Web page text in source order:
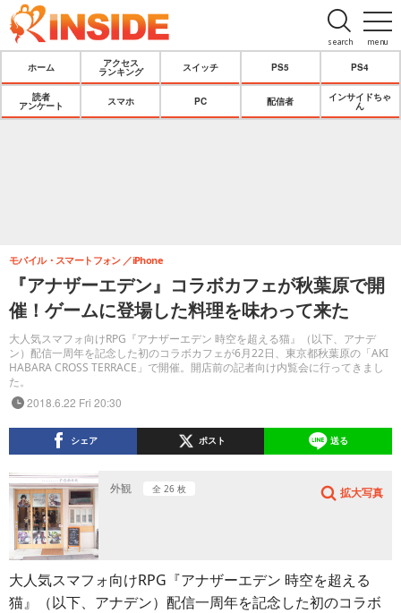
menu
search
ホーム
アクセス
ランキング
スイッチ PS5 PS4
読者
アンケート
スマホ PC 配信者
インサイドちゃ
ん
『アナザーエデン』コラボカフェが秋葉原で開
催！ゲームに登場した料理を味わって来た
大人気スマフォ向けRPG『アナザーエデン 時空を超える猫』（以下、アナデ
ン）配信一周年を記念した初のコラボカフェが6月22日、東京都秋葉原の「AKI
HABARA CROSS TERRACE」で開催。開店前の記者向け内覧会に行ってきまし
た。
モバイル・スマートフォン iPhone
2018.6.22 Fri 20:30
シェア ポスト 送る
外観 全 26 枚 拡大写真
大人気スマフォ向けRPG『アナザーエデン 時空を超える
猫』（以下、アナデン）配信一周年を記念した初のコラボ